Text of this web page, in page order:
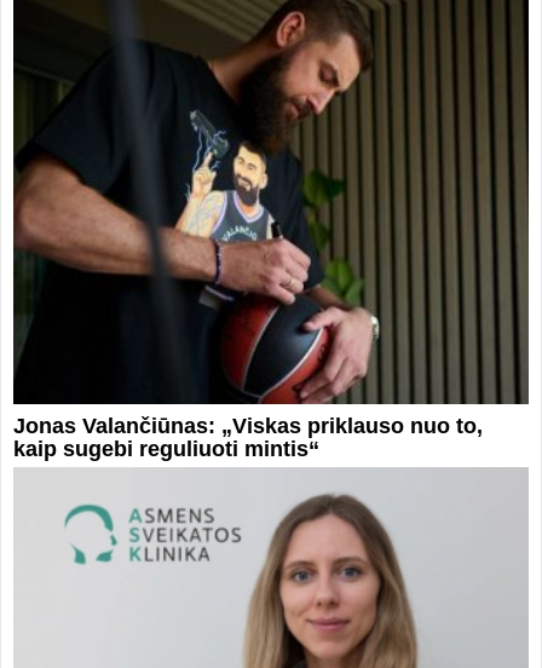
Jonas Valančiūnas: „Viskas priklauso nuo to,
kaip sugebi reguliuoti mintis“